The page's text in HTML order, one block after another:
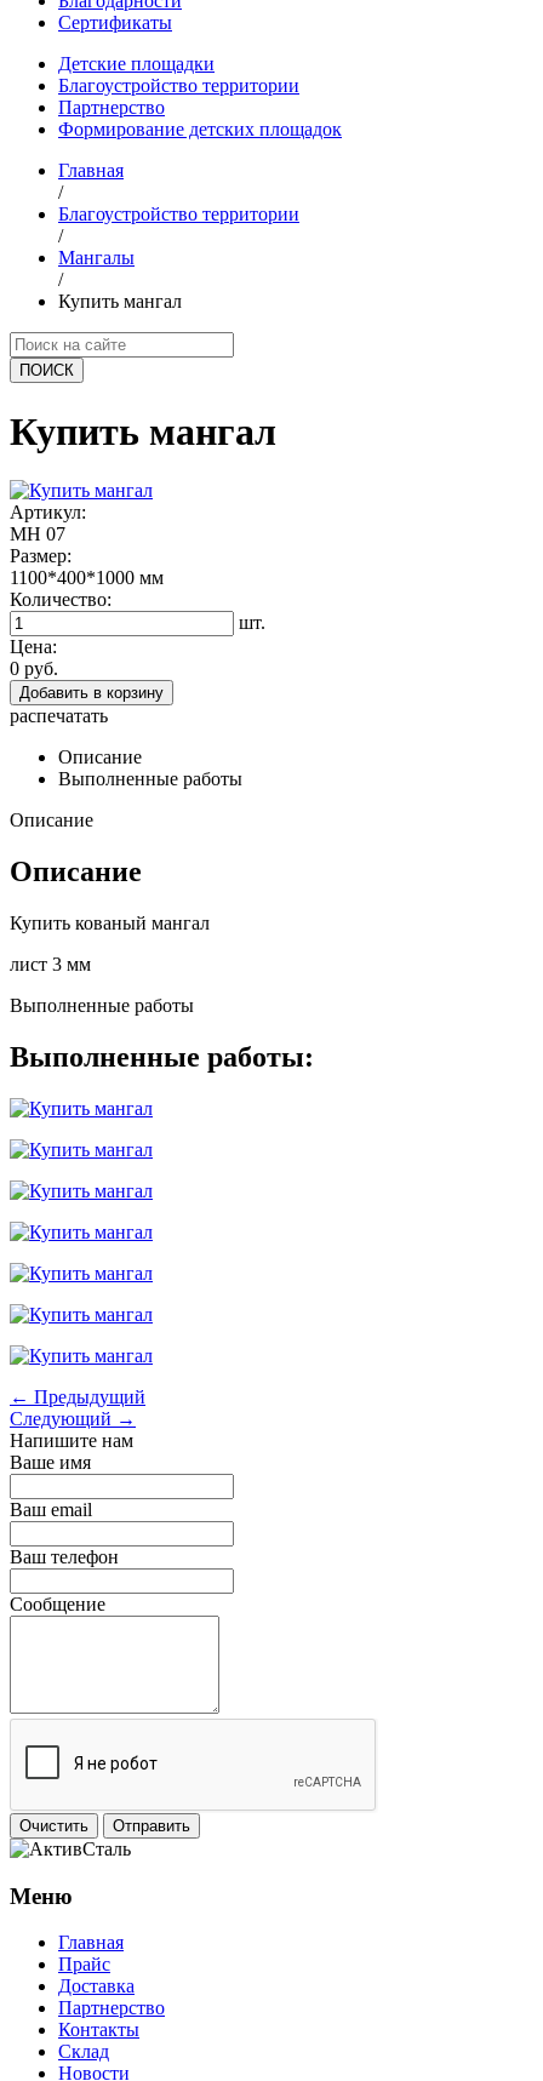
Сертификаты
Детские площадки
Благоустройство территории
Партнерство
Формирование детских площадок
Главная
/
Благоустройство территории
/
Мангалы
/
Купить мангал
ПОИCК
Купить мангал
Артикул:
МН 07
Размер:
1100*400*1000 мм
Количество:
шт.
Цена:
0 руб.
Добавить в корзину
распечатать
Описание
Выполненные работы
Описание
Описание
Купить кованый мангал
лист 3 мм
Выполненные работы
Выполненные работы:
← Предыдущий
Следующий →
Напишите нам
Ваше имя
Ваш email
Ваш телефон
Сообщение
Очистить Отправить
Меню
Главная
Прайс
Доставка
Партнерство
Контакты
Склад
Новости